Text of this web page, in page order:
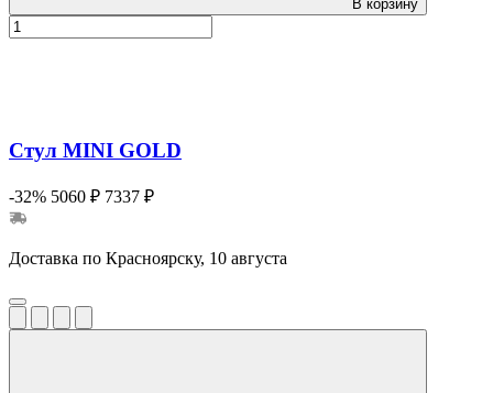
В корзину
Стул MINI GOLD
-32% 5060 ₽ 7337 ₽
Доставка по Красноярску, 10 августа